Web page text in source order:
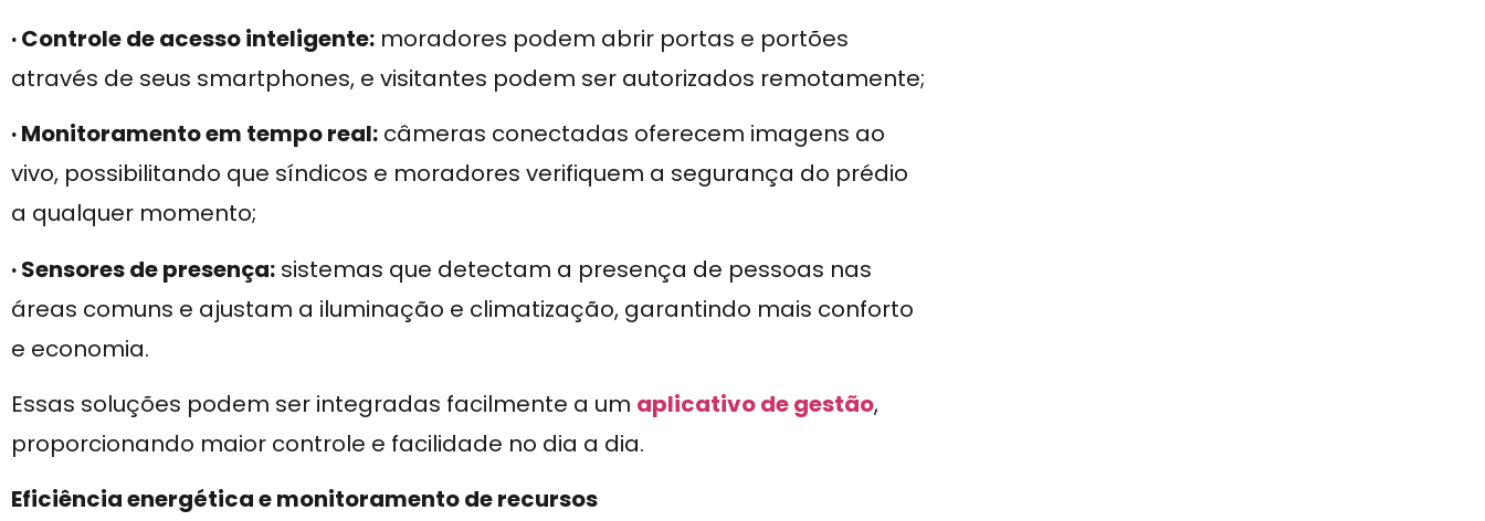
· Controle de acesso inteligente: moradores podem abrir portas e portões
através de seus smartphones, e visitantes podem ser autorizados remotamente;
· Monitoramento em tempo real: câmeras conectadas oferecem imagens ao
vivo, possibilitando que síndicos e moradores verifiquem a segurança do prédio
a qualquer momento;
· Sensores de presença: sistemas que detectam a presença de pessoas nas
áreas comuns e ajustam a iluminação e climatização, garantindo mais conforto
e economia.
Essas soluções podem ser integradas facilmente a um aplicativo de gestão,
proporcionando maior controle e facilidade no dia a dia.
Eficiência energética e monitoramento de recursos